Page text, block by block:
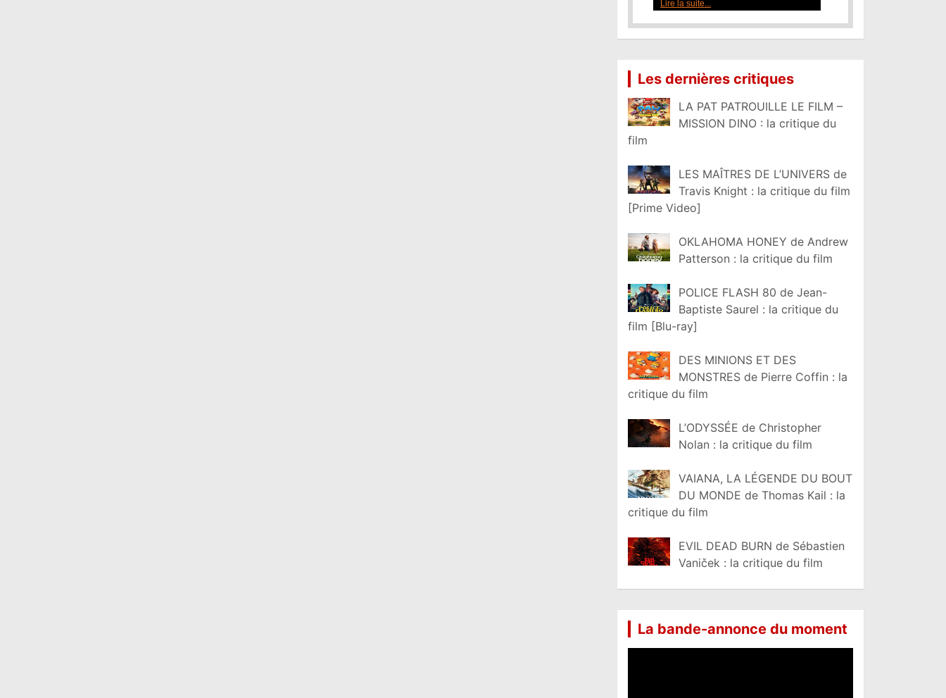
Lire la suite...
Les dernières critiques
LA PAT PATROUILLE LE FILM –
MISSION DINO : la critique du
film
LES MAÎTRES DE L’UNIVERS de
Travis Knight : la critique du film
[Prime Video]
OKLAHOMA HONEY de Andrew
Patterson : la critique du film
POLICE FLASH 80 de Jean-
Baptiste Saurel : la critique du
film [Blu-ray]
DES MINIONS ET DES
MONSTRES de Pierre Coffin : la
critique du film
L’ODYSSÉE de Christopher
Nolan : la critique du film
VAIANA, LA LÉGENDE DU BOUT
DU MONDE de Thomas Kail : la
critique du film
EVIL DEAD BURN de Sébastien
Vaniček : la critique du film
La bande-annonce du moment